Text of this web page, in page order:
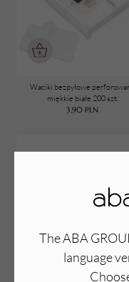
The ABA
language
Waciki bezpyłowe
miękkie białe 200 szt.
3,90 PLN
Okulary ochronne